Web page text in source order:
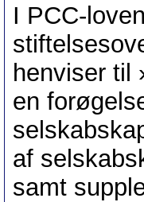
I PCC-
henviser til
en
af
samt